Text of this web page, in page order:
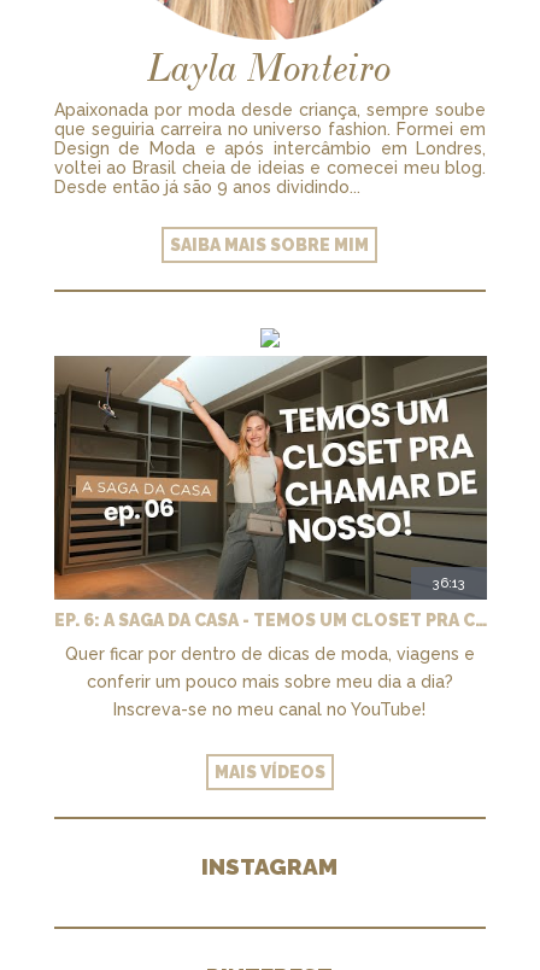
Layla Monteiro
Apaixonada por moda desde criança, sempre soube
que seguiria carreira no universo fashion. Formei em
Design de Moda e após intercâmbio em Londres,
voltei ao Brasil cheia de ideias e comecei meu blog.
Desde então já são 9 anos dividindo...
SAIBA MAIS SOBRE MIM
36:13
EP. 6: A SAGA DA CASA - TEMOS UM CLOSET PRA CHAMAR DE NOSSO + MARCENARIA E PAISAGISMO
Quer ficar por dentro de dicas de moda, viagens e
conferir um pouco mais sobre meu dia a dia?
Inscreva-se no meu canal no YouTube!
MAIS VÍDEOS
INSTAGRAM